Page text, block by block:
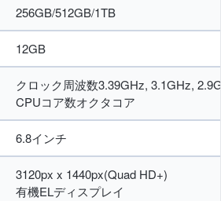
256GB/512GB/1TB
12GB
クロック周波数3.39GHz, 3.1GHz,
CPUコア数オクタコア
6.8インチ
3120px x 1440px(Quad HD+)
有機ELディスプレイ